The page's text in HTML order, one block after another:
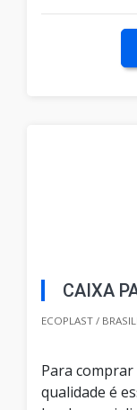
CAIXA
ECOPLAST /
Para
qualidade é